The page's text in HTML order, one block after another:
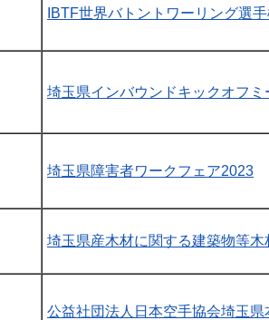
IBTF世界バトントワーリング選
埼玉県インバウンドキックオフミ
埼玉県障害者ワークフェア2023
埼玉県産木材に関する建築物等
公益社団法人日本空手協会埼玉県